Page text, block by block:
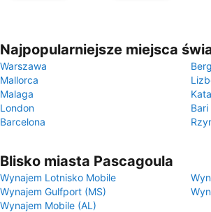
Najpopularniejsze miejsca
Warszawa
Mallorca
Malaga
London
Bari
Barcelona
Blisko miasta Pascagoula
Wynajem Lotnisko Mobile
Wynajem Gulfport (MS)
Wynajem Mobile (AL)